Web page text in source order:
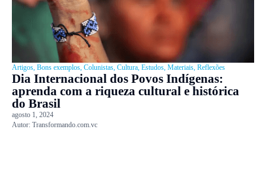
Artigos, Bons exemplos, Colunistas, Cultura, Estudos, Materiais, Reflexões
Dia Internacional dos Povos Indígenas:
aprenda com a riqueza cultural e histórica
do Brasil
agosto 1, 2024
Autor: Transformando.com.vc